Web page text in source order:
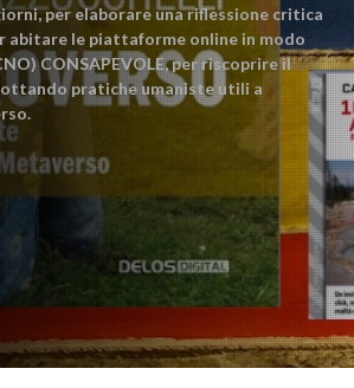
per elaborare una riflessione critica
abitare le piattaforme online in modo
CONSAPEVOLE, per riscoprire il
pratiche umaniste utili a